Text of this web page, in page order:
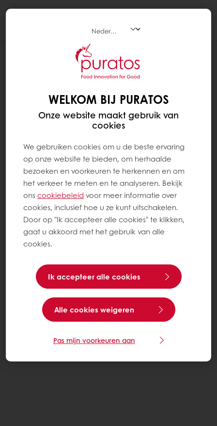
RECEPTEN
AGRUM (ONGEKLEURD)
WELKOM BIJ PURATOS
Onze website maakt gebruik van
cookies
We gebruiken cookies om u de beste ervaring
op onze website te bieden, om herhaalde
bezoeken en voorkeuren te herkennen en om
het verkeer te meten en te analyseren. Bekijk
ons ​​cookiebeleid voor meer informatie over
cookies, inclusief hoe u ze kunt uitschakelen.
Door op "Ik accepteer alle cookies" te klikken,
gaat u akkoord met het gebruik van alle
cookies.
Ik accepteer alle cookies
Alle cookies weigeren
Pas mijn voorkeuren aan